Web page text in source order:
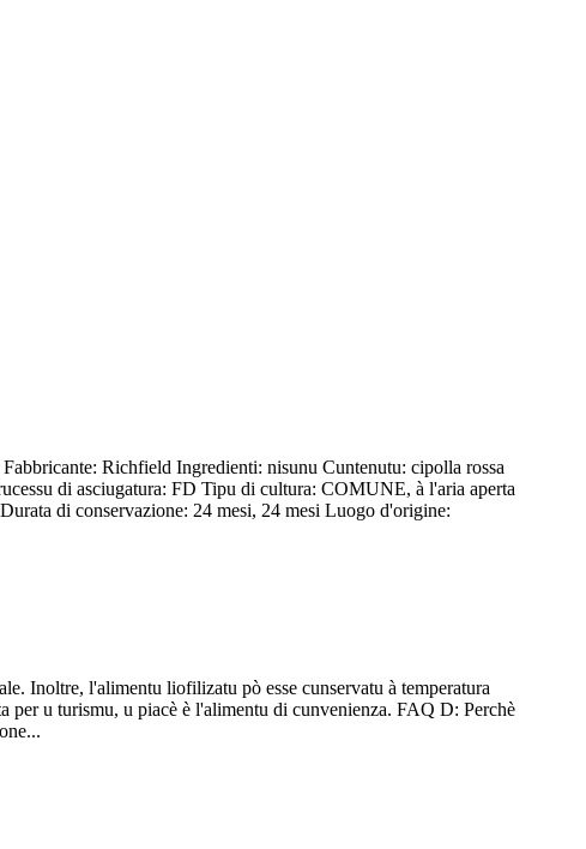
Richfield Ingredienti: nisunu Cuntenutu: cipolla rossa
di asciugatura: FD Tipu di cultura: COMUNE, à l'aria aperta
di conservazione: 24 mesi, 24 mesi Luogo d'origine:
Inoltre, l'alimentu liofilizatu pò esse cunservatu à temperatura
u turismu, u piacè è l'alimentu di cunvenienza. FAQ D: Perchè